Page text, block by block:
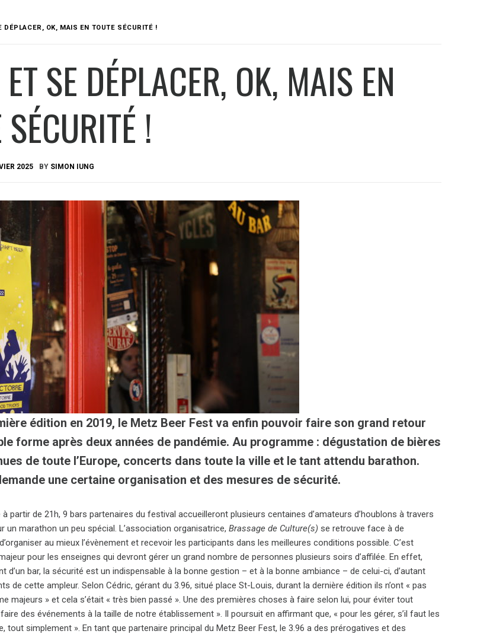
DÉPLACER, OK, MAIS EN TOUTE SÉCURITÉ !
SE DÉPLACER, OK, MAIS EN
!
2025 BY SIMON IUNG
édition en 2019, le Metz Beer Fest va enfin pouvoir faire son grand retour
forme après deux années de pandémie. Au programme : dégustation de bières
de toute l’Europe, concerts dans toute la ville et le tant attendu barathon.
une certaine organisation et des mesures de sécurité.
partir de 21h, 9 bars partenaires du festival accueilleront plusieurs centaines d’amateurs d’houblons à travers
un marathon un peu spécial. L’association organisatrice,Brassage de Culture(s) se retrouve face à de
au mieux l’évènement et recevoir les participants dans les meilleures conditions possible. C’est
pour les enseignes qui devront gérer un grand nombre de personnes plusieurs soirs d’affilée. En effet,
d’un bar, la sécurité est un indispensable à la bonne gestion – et à la bonne ambiance – de celui-ci, d’autant
de cette ampleur. Selon Cédric, gérant du 3.96, situé place St-Louis, durant la dernière édition ils n’ont « pas
majeurs » et cela s’était « très bien passé ». Une des premières choses à faire selon lui, pour éviter tout
des événements à la taille de notre établissement ». Il poursuit en affirmant que, « pour les gérer, s’il faut les
tout simplement ». En tant que partenaire principal du Metz Beer Fest, le 3.96 a des prérogatives et des